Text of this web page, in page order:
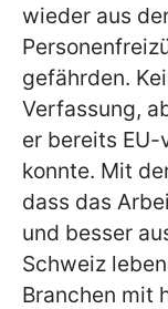
wieder aus
gefährden.
Verfassung,
er bereits
konnte. Mit
dass das
und besser
Schweiz
Branchen mit